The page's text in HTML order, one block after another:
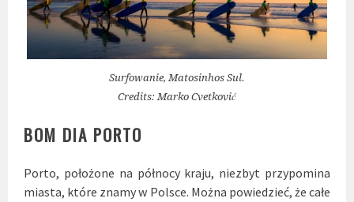
Surfowanie, Matosinhos Sul.
Credits: Marko Cvetković
BOM DIA PORTO
Porto, położone na północy kraju, niezbyt przypomina
miasta, które znamy w Polsce. Można powiedzieć, że całe